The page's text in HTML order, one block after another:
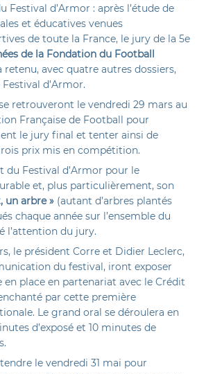
d’Armor : après l’étude de
et éducatives venues
de toute la France, le jury de la 5e
de la Fondation du Football
retenu, avec quatre autres dossiers,
d’Armor.
retrouveront le vendredi 29 mars au
Française de Football pour
le jury final et tenter ainsi de
prix mis en compétition.
du Festival d’Armor pour le
et, plus particulièrement, son
un arbre » (autant d’arbres plantés
chaque année sur l’ensemble du
l’attention du jury.
le président Corre et Didier Leclerc,
du festival, iront exposer
place en partenariat avec le Crédit
par cette première
Le grand oral se déroulera en
d’exposé et 10 minutes de
le vendredi 31 mai pour